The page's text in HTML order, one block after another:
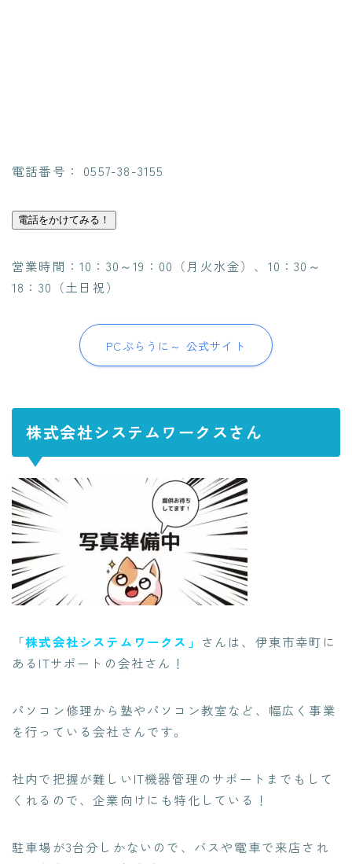
電話番号： 0557-38-3155
電話をかけてみる！
営業時間：10：30～19：00（月火水金）、10：30～
18：30（土日祝）
PCぶらうに～ 公式サイト
株式会社システムワークスさん
「株式会社システムワークス」 さんは、伊東市幸町に
あるITサポートの会社さん！
パソコン修理から塾やパソコン教室など 、幅広く事業
を行っている会社さんです。
社内で把握が難しいIT機器管理のサポートまでもして
くれる ので、企業向けにも特化している！
駐車場が3台分しかないので、バスや電車で来店され